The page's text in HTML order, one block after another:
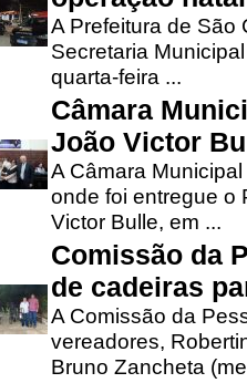
A Prefeitura de São
Secretaria
quarta-feira ...
Câmara
João Victor
A Câmara
onde foi entregue o
Victor Bulle, em ...
Comissão da
de cadeiras
A Comissão da
vereadores,
Bruno Zancheta